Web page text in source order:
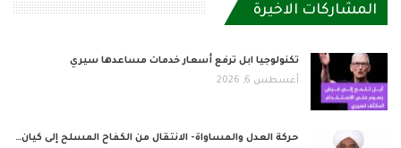
المشاركات الاخيرة
تكنولوجيا ابل ترفع أسعار خدمات مساعدها سيري
أغسطس 6, 2026
حركة العدل والمساواة- الانتقال من الكفاح المسلح إلى كيان…